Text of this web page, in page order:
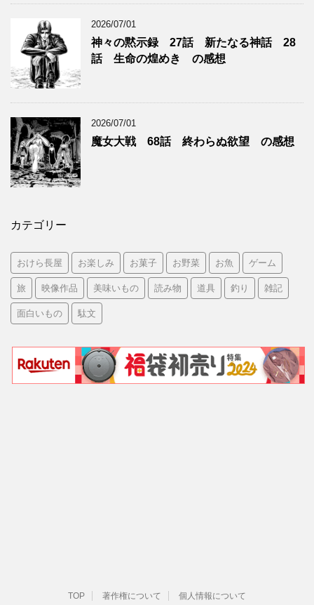
2026/07/01
神々の黙示録 27話 新たなる神話 28
話 生命の煌めき の感想
2026/07/01
魔女大戦 68話 終わらぬ欲望 の感想
カテゴリー
おけら長屋 お楽しみ お菓子 お野菜 お魚 ゲーム
旅 映像作品 美味いもの 読み物 道具 釣り 雑記
面白いもの 駄文
TOP 著作権について 個人情報について